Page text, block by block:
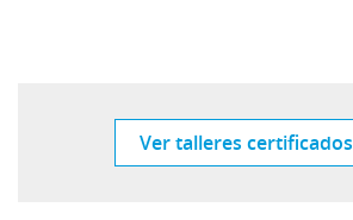
Ver talleres certificados